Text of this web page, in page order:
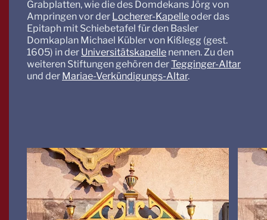
Grabplatten, wie die des Domdekans Jörg von
Ampringen vor der Locherer-Kapelleoder das
Epitaph mit Schiebetafel für den Basler
Domkaplan Michael Kübler von Kißlegg (gest.
1605) in der Universitätskapelle nennen. Zu den
weiteren Stiftungen gehören derTegginger-Altar
und der Mariae-Verkündigungs-Altar.